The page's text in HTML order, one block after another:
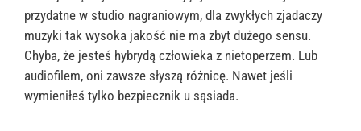
przydatne w studio nagraniowym, dla zwykłych zjadaczy
muzyki tak wysoka jakość nie ma zbyt dużego sensu.
Chyba, że jesteś hybrydą człowieka z nietoperzem. Lub
audiofilem, oni zawsze słyszą różnicę. Nawet jeśli
wymieniłeś tylko bezpiecznik u sąsiada.